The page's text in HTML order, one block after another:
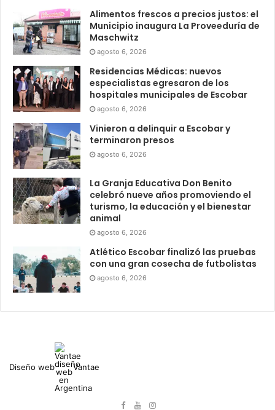
Alimentos frescos a precios justos: el
Municipio inaugura La Proveeduría de
Maschwitz
agosto 6, 2026
Residencias Médicas: nuevos
especialistas egresaron de los
hospitales municipales de Escobar
agosto 6, 2026
Vinieron a delinquir a Escobar y
terminaron presos
agosto 6, 2026
La Granja Educativa Don Benito
celebró nueve años promoviendo el
turismo, la educación y el bienestar
animal
agosto 6, 2026
Atlético Escobar finalizó las pruebas
con una gran cosecha de futbolistas
agosto 6, 2026
Diseño web Vantae